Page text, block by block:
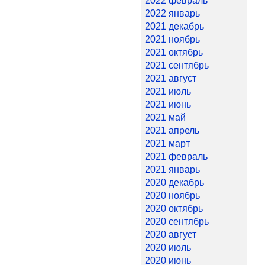
2022 январь
2021 декабрь
2021 ноябрь
2021 октябрь
2021 сентябрь
2021 август
2021 июль
2021 июнь
2021 май
2021 апрель
2021 март
2021 февраль
2021 январь
2020 декабрь
2020 ноябрь
2020 октябрь
2020 сентябрь
2020 август
2020 июль
2020 июнь